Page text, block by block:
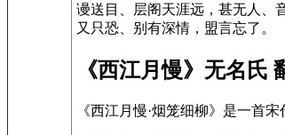
谩送目、层阁天涯远，甚无人、
又只恐、别有深情，盟言忘了。
《西江月慢》无名氏
《西江月慢·烟笼细柳》是一首